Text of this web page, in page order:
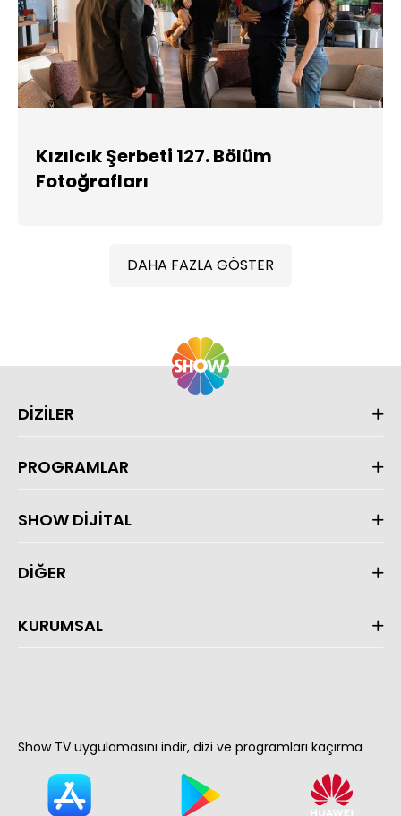
Kızılcık Şerbeti 127. Bölüm
Fotoğrafları
DAHA FAZLA GÖSTER
DİZİLER
PROGRAMLAR
SHOW DİJİTAL
DİĞER
KURUMSAL
Show TV uygulamasını indir, dizi ve programları kaçırma